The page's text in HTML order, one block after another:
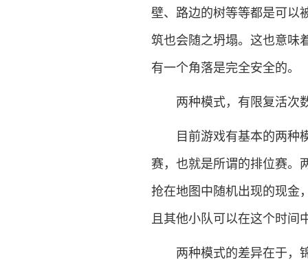
壁、路边的树等等都是可以
筑也会随之坍塌。这也意味
有一个角落是完全安全的。
两种模式，有限复活次
目前游戏有基本的两种模
赛，也就是所谓的排位赛。
抢在地图中随机出现的现金
且其他小队可以在这个时间
两种模式的差异在于，锦